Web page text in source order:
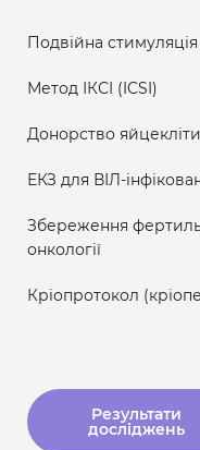
Подвійна
Метод ІКСІ (ICSI)
Донорство
ЕКЗ для ВІЛ-
Збереження
онкології
Кріопротокол
Результати
досліджень